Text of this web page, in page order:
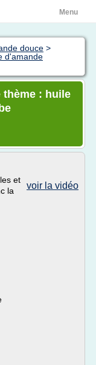
Menu
douce >
d'amande
thème : huile
voir la vidéo
et
la